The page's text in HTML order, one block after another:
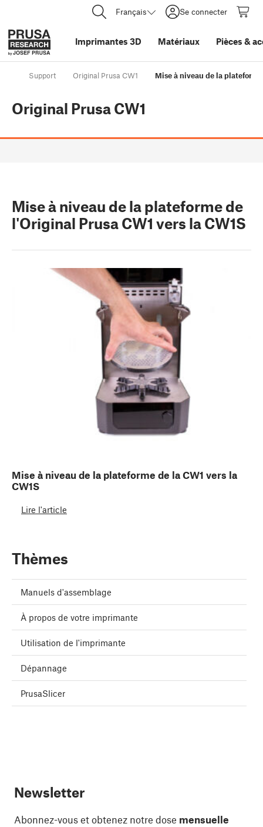
Français Se connecter
Imprimantes 3D Matériaux Pièces &
Support Original Prusa CW1 Mise à niveau de la
Original Prusa CW1
Mise à niveau de la plateforme de
l'Original Prusa CW1 vers la CW1S
Mise à niveau de la plateforme de la CW1 vers la
CW1S
Lire l'article
Thèmes
Manuels d'assemblage
À propos de votre imprimante
Utilisation de l'imprimante
Dépannage
PrusaSlicer
Newsletter
Abonnez-vous et obtenez notre dose mensuelle